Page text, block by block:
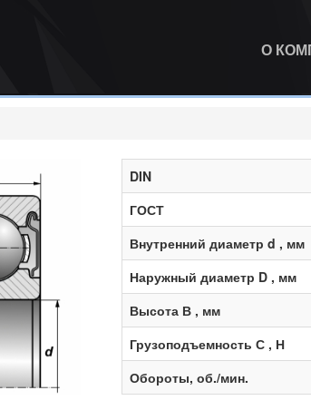
О
DIN
ГОСТ
Внутренний диаметр d , мм
Наружный диаметр D , мм
Высота В , мм
Грузоподъемность С , Н
Обороты, об./мин.